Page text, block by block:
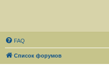
FAQ
Список форумов